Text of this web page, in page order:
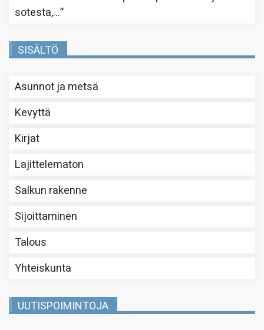
sotesta,…”
SISÄLTÖ
Asunnot ja metsä
Kevyttä
Kirjat
Lajittelematon
Salkun rakenne
Sijoittaminen
Talous
Yhteiskunta
UUTISPOIMINTOJA